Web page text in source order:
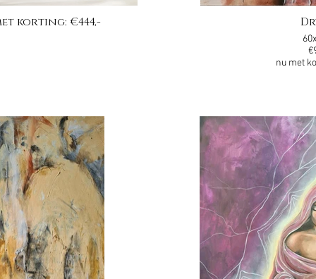
korting: €444,-
nu met